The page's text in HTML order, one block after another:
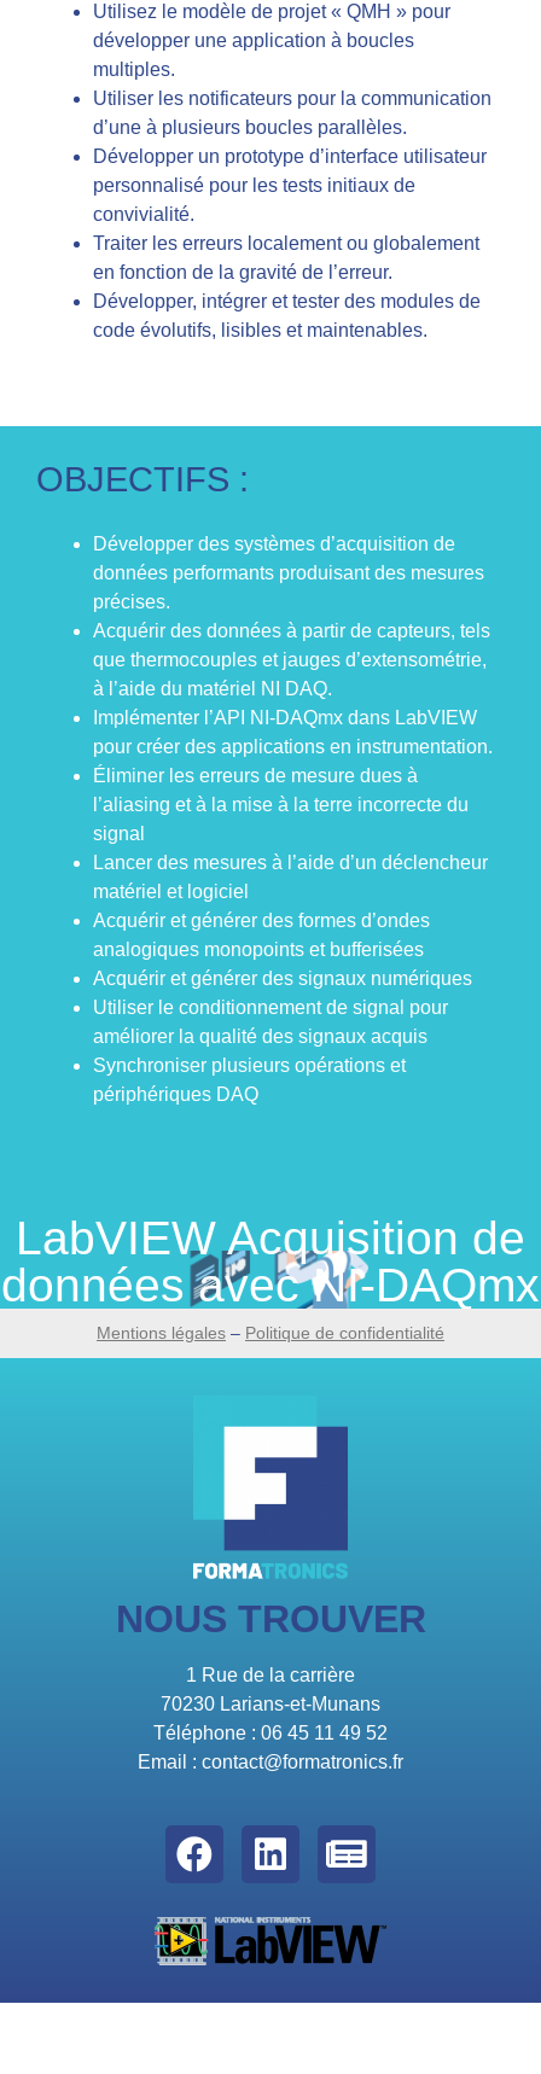
Utilisez le modèle de projet « QMH » pour
développer une application à boucles
multiples.
Utiliser les notificateurs pour la communication
d’une à plusieurs boucles parallèles.
Développer un prototype d’interface utilisateur
personnalisé pour les tests initiaux de
convivialité.
Traiter les erreurs localement ou globalement
en fonction de la gravité de l’erreur.
Développer, intégrer et tester des modules de
code évolutifs, lisibles et maintenables.
OBJECTIFS :
Développer des systèmes d’acquisition de
données performants produisant des mesures
précises.
Acquérir des données à partir de capteurs, tels
que thermocouples et jauges d’extensométrie,
à l’aide du matériel NI DAQ.
Implémenter l’API NI-DAQmx dans LabVIEW
pour créer des applications en instrumentation.
Éliminer les erreurs de mesure dues à
l’aliasing et à la mise à la terre incorrecte du
signal
Lancer des mesures à l’aide d’un déclencheur
matériel et logiciel
Acquérir et générer des formes d’ondes
analogiques monopoints et bufferisées
Acquérir et générer des signaux numériques
Utiliser le conditionnement de signal pour
améliorer la qualité des signaux acquis
Synchroniser plusieurs opérations et
périphériques DAQ
LabVIEW Acquisition de
données avec NI-DAQmx
Mentions légales – Politique de confidentialité
NOUS TROUVER
1 Rue de la carrière
70230 Larians-et-Munans
Téléphone : 06 45 11 49 52
Email : contact@formatronics.fr